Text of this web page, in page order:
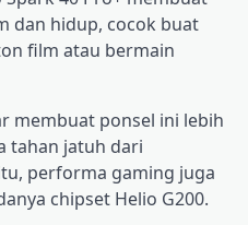
dan hidup, cocok buat
film atau bermain
membuat ponsel ini lebih
tahan jatuh dari
performa gaming juga
chipset Helio G200.